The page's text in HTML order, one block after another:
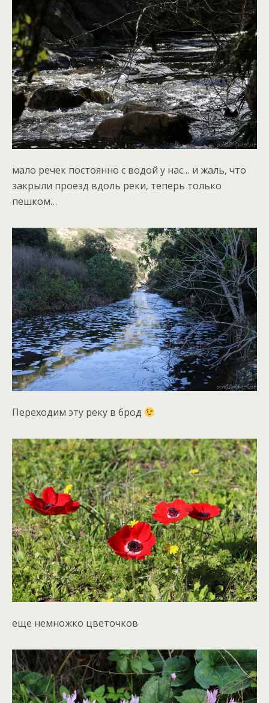
мало речек постоянно с водой у нас… и жаль, что
закрыли проезд вдоль реки, теперь только
пешком…
Переходим эту реку в брод
еще немножко цветочков